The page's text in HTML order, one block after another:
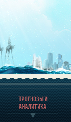
ПРОГНОЗЫ И
АНАЛИТИКА